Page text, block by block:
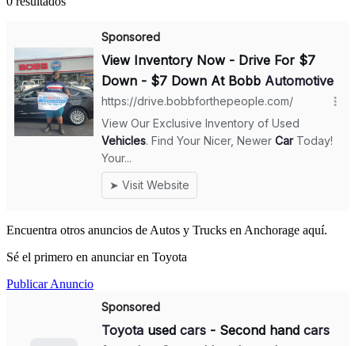
Encuentra otros anuncios de Autos y Trucks en Anchorage aquí.
Sé el primero en anunciar en Toyota
Publicar Anuncio